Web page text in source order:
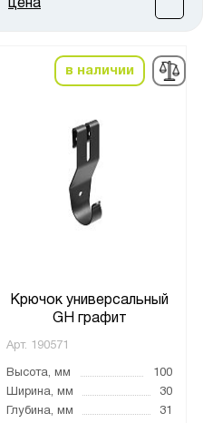
цена
в наличии
Крючок универсальный
GH графит
Арт. 190571
Высота, мм
100
Ширина, мм
30
Глубина, мм
31